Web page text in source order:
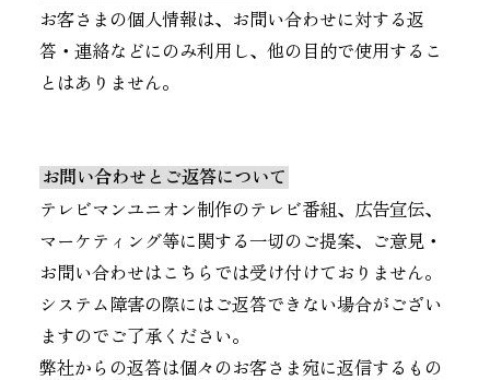
お客さまの個人情報は、お問い合わせに対する返
答・連絡などにのみ利用し、他の目的で使用するこ
とはありません。
お問い合わせとご返答について
テレビマンユニオン制作のテレビ番組、広告宣伝、
マーケティング等に関する一切のご提案、ご意見・
お問い合わせはこちらでは受け付けておりません。
システム障害の際にはご返答できない場合がござい
ますのでご了承ください。
弊社からの返答は個々のお客さま宛に返信するもの